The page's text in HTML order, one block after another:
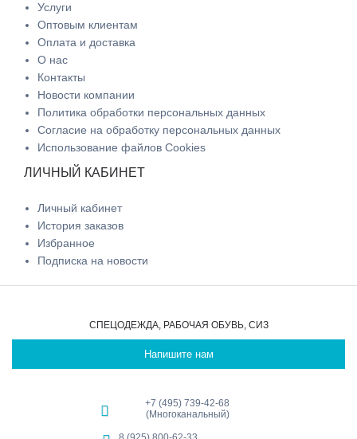
Услуги
Оптовым клиентам
Оплата и доставка
О нас
Контакты
Новости компании
Политика обработки персональных данных
Согласие на обработку персональных данных
Использование файлов Cookies
ЛИЧНЫЙ КАБИНЕТ
Личный кабинет
История заказов
Избранное
Подписка на новости
СПЕЦОДЕЖДА, РАБОЧАЯ ОБУВЬ, СИЗ
Напишите нам
+7 (495) 739-42-68
(Многоканальный)